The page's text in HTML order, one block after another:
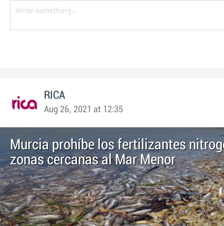
RICA
Aug 26, 2021 at 12:35
Murcia prohíbe los fertilizantes
zonas cercanas al Mar Menor